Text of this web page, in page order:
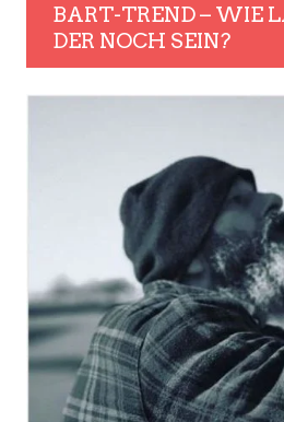
BART-TREND – WIE
DER NOCH SEIN?